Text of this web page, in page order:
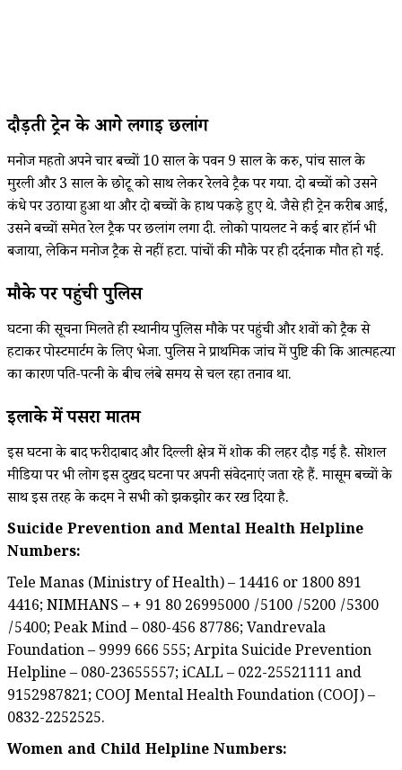
दौड़ती ट्रेन के आगे लगाई छलांग
मनोज महतो अपने चार बच्चों 10 साल के पवन 9 साल के करु, पांच साल के
मुरली और 3 साल के छोटू को साथ लेकर रेलवे ट्रैक पर गया. दो बच्चों को उसने
कंधे पर उठाया हुआ था और दो बच्चों के हाथ पकड़े हुए थे. जैसे ही ट्रेन करीब आई,
उसने बच्चों समेत रेल ट्रैक पर छलांग लगा दी. लोको पायलट ने कई बार हॉर्न भी
बजाया, लेकिन मनोज ट्रैक से नहीं हटा. पांचों की मौके पर ही दर्दनाक मौत हो गई.
मौके पर पहुंची पुलिस
घटना की सूचना मिलते ही स्थानीय पुलिस मौके पर पहुंची और शवों को ट्रैक से
हटाकर पोस्टमार्टम के लिए भेजा. पुलिस ने प्राथमिक जांच में पुष्टि की कि आत्महत्या
का कारण पति-पत्नी के बीच लंबे समय से चल रहा तनाव था.
इलाके में पसरा मातम
इस घटना के बाद फरीदाबाद और दिल्ली क्षेत्र में शोक की लहर दौड़ गई है. सोशल
मीडिया पर भी लोग इस दुखद घटना पर अपनी संवेदनाएं जता रहे हैं. मासूम बच्चों के
साथ इस तरह के कदम ने सभी को झकझोर कर रख दिया है.
Suicide Prevention and Mental Health Helpline
Numbers:
Tele Manas (Ministry of Health) – 14416 or 1800 891
4416; NIMHANS – + 91 80 26995000 /5100 /5200 /5300
/5400; Peak Mind – 080-456 87786; Vandrevala
Foundation – 9999 666 555; Arpita Suicide Prevention
Helpline – 080-23655557; iCALL – 022-25521111 and
9152987821; COOJ Mental Health Foundation (COOJ) –
0832-2252525.
Women and Child Helpline Numbers: